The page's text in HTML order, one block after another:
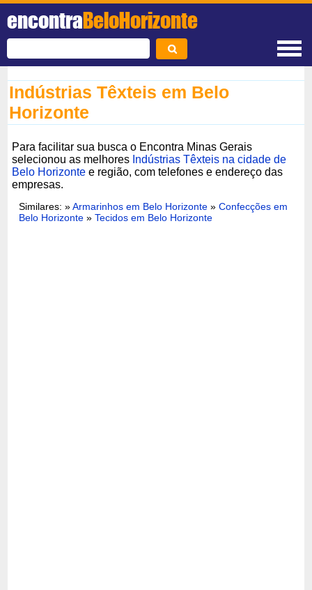
encontraBeloHorizonte
Indústrias Têxteis em Belo
Horizonte
Para facilitar sua busca o Encontra Minas Gerais
selecionou as melhores Indústrias Têxteis na cidade de
Belo Horizonte e região, com telefones e endereço das
empresas.
Similares: »Armarinhos em Belo Horizonte »Confecções em
Belo Horizonte »Tecidos em Belo Horizonte